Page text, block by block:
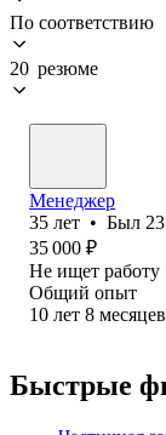
По соответствию
20 резюме
Менеджер
35 лет • Был
35 000 ₽
Не ищет работу
Общий опыт
10 лет 8 месяцев
Быстрые